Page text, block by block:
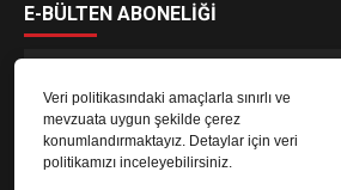
Veri politikasındaki amaçlarla sınırlı ve
mevzuata uygun şekilde çerez
konumlandırmaktayız. Detaylar için veri
politikamızı inceleyebilirsiniz.
E-BÜLTEN ABONELİĞİ
E-Bülten aboneliği ile haberlere daha hızlı erişin.